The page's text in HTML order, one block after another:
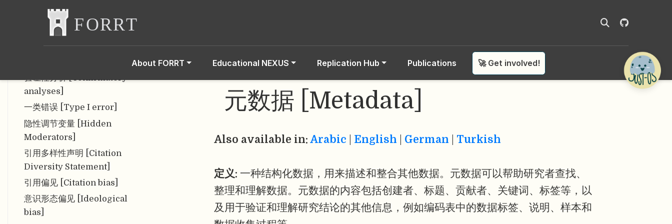
About FORRT Educational NEXUS Replication Hub Publications 🚀 Get involved!
Repositories]
研究数据管理 [Research Data
Management]
验证性分析 [Confirmatory
analyses]
一类错误 [Type I error]
隐性调节变量 [Hidden
Moderators]
引用多样性声明 [Citation
Diversity Statement]
引用偏见 [Citation bias]
意识形态偏见 [Ideological
bias]
元数据 [Metadata]
Also available in: Arabic English German Turkish
定义: 一种结构化数据，用来描述和整合其他数据。元数据可以帮助研究者查找、
整理和理解数据。元数据的内容包括创建者、标题、贡献者、关键词、标签等，以
及用于验证和理解研究结论的其他信息，例如编码表中的数据标签、说明、样本和